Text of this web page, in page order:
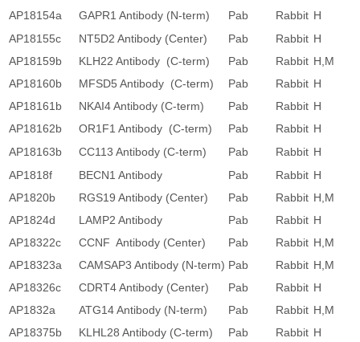
AP18154a
GAPR1 Antibody (N-term) Pab Rabbit H
AP18155c
NT5D2 Antibody (Center) Pab Rabbit H
AP18159b
KLH22 Antibody (C-term) Pab Rabbit H,M
AP18160b
MFSD5 Antibody (C-term) Pab Rabbit H
AP18161b
NKAI4 Antibody (C-term) Pab Rabbit H
AP18162b
OR1F1 Antibody (C-term) Pab Rabbit H
AP18163b
CC113 Antibody (C-term) Pab Rabbit H
AP1818f
BECN1 Antibody Pab Rabbit H
AP1820b
RGS19 Antibody (Center) Pab Rabbit H,M
AP1824d
LAMP2 Antibody Pab Rabbit H
AP18322c
CCNF Antibody (Center) Pab Rabbit H,M
AP18323a
CAMSAP3 Antibody (N-term) Pab Rabbit H,M
AP18326c
CDRT4 Antibody (Center) Pab Rabbit H
AP1832a
ATG14 Antibody (N-term) Pab Rabbit H,M
AP18375b
KLHL28 Antibody (C-term) Pab Rabbit H